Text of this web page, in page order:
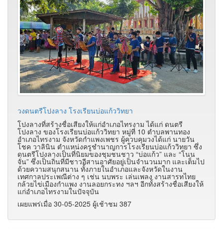
วงดนตรีโปงลาง โรงเรียนบ่อแก้ววิทยา
โปงลางที่สร้างชื่อเสียงให้แก่อำเภอไทรงาม ได้แก่ ดนตรี
โปงลาง ของโรงเรียนบ่อแก้ววิทยา หมู่ที่ 10 ตำบลพานทอง
อำเภอไทรงาม จังหวัดกำแพงเพชร ผู้ควบคุมวงได้แก่ นายวัน
โชค วาลินิน ตำแหน่งครูชำนาญการโรงเรียนบ่อแก้ววิทยา ซึ่ง
ดนตรีโปงลางเป็นที่นิยมของชุมชนชาว “บ่อแก้ว” และ “โนน
จั่น” ซึ่งเป็นถิ่นที่มีชาวอีสานอาศัยอยู่เป็นจำนวนมาก และเต็มไป
ด้วยความสนุกสนาน ทั้งภายในอำเภอและจังหวัดในงาน
เทศกาลประเพณีต่าง ๆ เช่น นบพระ เล่นเพลง งานสารทไทย
กล้วยไข่เมืองกำแพง งานลอยกระทง ฯลฯ อีกทั้งสร้างชื่อเสียงให้
แก่อำเภอไทรงามในปัจจุบัน
เผยแพร่เมื่อ 30-05-2025 ผู้เช้าชม 387